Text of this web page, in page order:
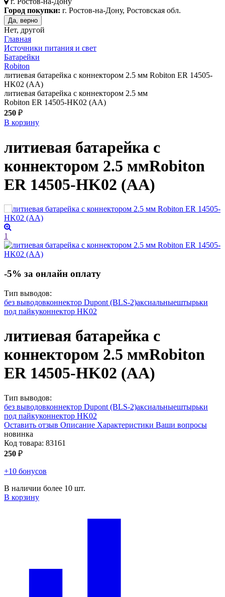
Город покупки: г. Ростов-на-Дону, Ростовская обл.
Да, верно
Нет, другой
Главная
Источники питания и свет
Батарейки
Robiton
литиевая батарейка с коннектором 2.5 мм Robiton ER 14505-
HK02 (AA)
литиевая батарейка с коннектором 2.5 мм
Robiton ER 14505-HK02 (AA)
250 ₽
В корзину
литиевая батарейка с
коннектором 2.5 ммRobiton
ER 14505-HK02 (AA)
1
-5% за онлайн оплату
Тип выводов:
без выводовконнектор Dupont (BLS-2)аксиальныештырьки
под пайкуконнектор HK02
литиевая батарейка с
коннектором 2.5 ммRobiton
ER 14505-HK02 (AA)
Тип выводов:
без выводовконнектор Dupont (BLS-2)аксиальныештырьки
под пайкуконнектор HK02
Оставить отзыв Описание Характеристики Ваши вопросы
новинка
Код товара: 83161
250 ₽
+10 бонусов
В наличии более 10 шт.
В корзину